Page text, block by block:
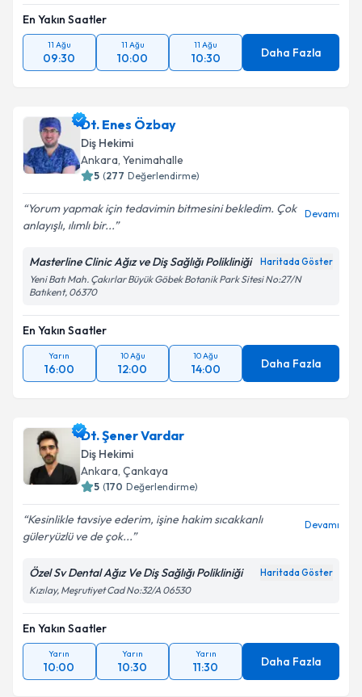
En Yakın Saatler
11 Ağu
09:30
11 Ağu
10:00
11 Ağu
10:30 Daha Fazla
Dt. Enes Özbay
Diş Hekimi
Ankara, Yenimahalle
5 (277 Değerlendirme)
Yorum yapmak için tedavimin bitmesini bekledim. Çok
anlayışlı, ılımlı bir...
Devamı
Masterline Clinic Ağız ve Diş Sağlığı Polikliniği Haritada Göster
Yeni Batı Mah. Çakırlar Büyük Göbek Botanik Park Sitesi No:27/N
Batıkent, 06370
En Yakın Saatler
Yarın
16:00
10 Ağu
12:00
10 Ağu
14:00 Daha Fazla
Dt. Şener Vardar
Diş Hekimi
Ankara, Çankaya
5 (170 Değerlendirme)
Kesinlikle tavsiye ederim, işine hakim sıcakkanlı
güleryüzlü ve de çok...
Devamı
Özel Sv Dental Ağız Ve Diş Sağlığı Polikliniği Haritada Göster
Kızılay, Meşrutiyet Cad No:32/A 06530
En Yakın Saatler
Yarın
10:00
Yarın
10:30
Yarın
11:30 Daha Fazla